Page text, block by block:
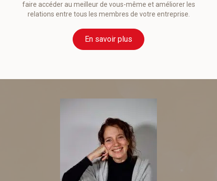
faire accéder au meilleur de vous-même et améliorer les
relations entre tous les membres de votre entreprise.
En savoir plus